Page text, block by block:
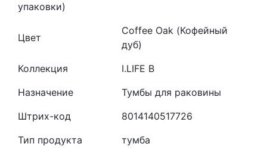
упаковки)
Цвет
Coffee Oak (Кофейный
дуб)
Коллекция
I.LIFE B
Назначение
Тумбы для раковины
Штрих-код
8014140517726
Тип продукта
тумба